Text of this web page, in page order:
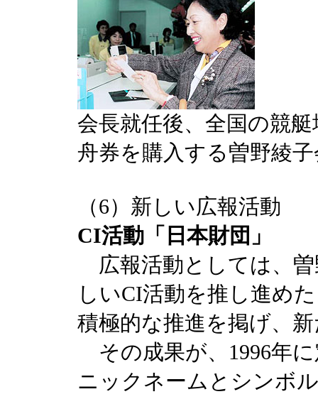
会長就任後、全国の競
舟券を購入する曽野綾
（6）新しい広報活動
CI活動「日本財団」
広報活動としては、曽
しいCI活動を推し進め
積極的な推進を掲げ、
その成果が、1996年
ニックネームとシンボ